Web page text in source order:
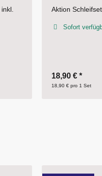
Mischeimer für
Deckel
2,49 €*
2,49 € pro 1 Stueck